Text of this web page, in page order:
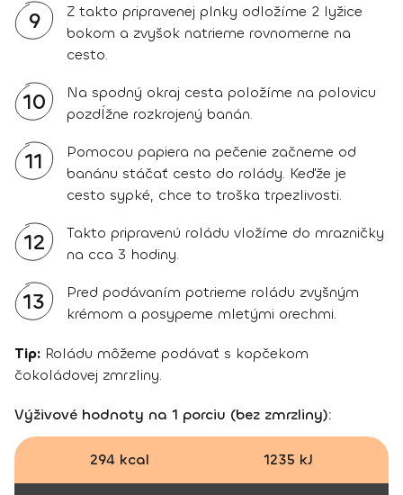
9
Z takto pripravenej plnky odložíme 2 lyžice
bokom a zvyšok natrieme rovnomerne na
cesto.
10
Na spodný okraj cesta položíme na polovicu
pozdĺžne rozkrojený banán.
11
Pomocou papiera na pečenie začneme od
banánu stáčať cesto do rolády. Keďže je
cesto sypké, chce to troška trpezlivosti.
12
Takto pripravenú roládu vložíme do mrazničky
na cca 3 hodiny.
13
Pred podávaním potrieme roládu zvyšným
krémom a posypeme mletými orechmi.
Tip: Roládu môžeme podávať s kopčekom
čokoládovej zmrzliny.
Výživové hodnoty na 1 porciu (bez zmrzliny):
294 kcal 1235 kJ